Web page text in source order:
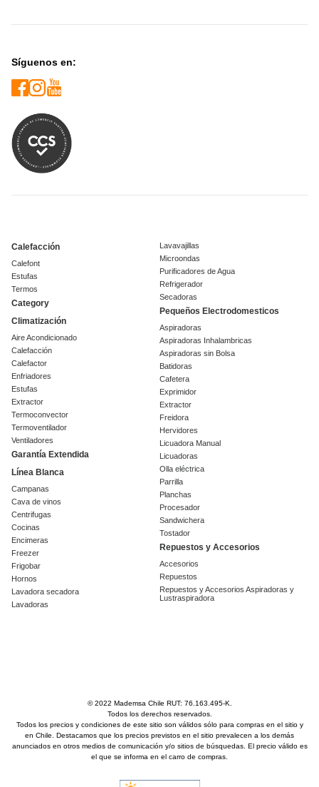
Síguenos en:
Calefacción
Calefont
Estufas
Termos
Category
Climatización
Aire Acondicionado
Calefacción
Calefactor
Enfriadores
Estufas
Extractor
Termoconvector
Termoventilador
Ventiladores
Garantía Extendida
Línea Blanca
Campanas
Cava de vinos
Centrifugas
Cocinas
Encimeras
Freezer
Frigobar
Hornos
Lavadora secadora
Lavadoras
Lavavajillas
Microondas
Purificadores de Agua
Refrigerador
Secadoras
Pequeños Electrodomesticos
Aspiradoras
Aspiradoras Inhalambricas
Aspiradoras sin Bolsa
Batidoras
Cafetera
Exprimidor
Extractor
Freidora
Hervidores
Licuadora Manual
Licuadoras
Olla eléctrica
Parrilla
Planchas
Procesador
Sandwichera
Tostador
Repuestos y Accesorios
Accesorios
Repuestos
Repuestos y Accesorios Aspiradoras y
Lustraspiradora
© 2022 Mademsa Chile RUT: 76.163.495-K.
Todos los derechos reservados.
Todos los precios y condiciones de este sitio son válidos sólo para compras en el sitio y
en Chile. Destacamos que los precios previstos en el sitio prevalecen a los demás
anunciados en otros medios de comunicación y/o sitios de búsquedas. El precio válido es
el que se informa en el carro de compras.